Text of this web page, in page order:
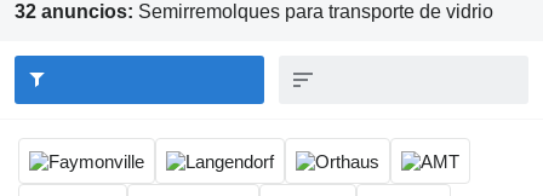
32 anuncios: Semirremolques para transporte de vidrio